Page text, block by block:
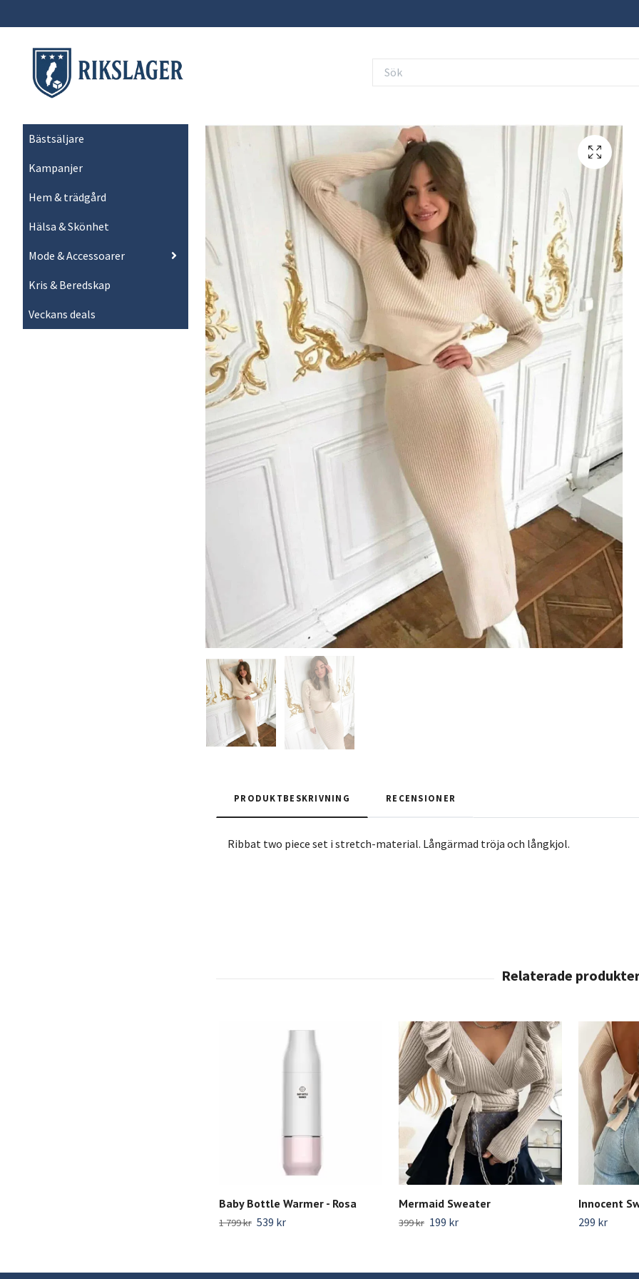
Bästsäljare
Kampanjer
Hem & trädgård
Hälsa & Skönhet
Mode & Accessoarer
Kris & Beredskap
Veckans deals
PRODUKTBESKRIVNING RECENSIONER
Ribbat two piece set i stretch-material. Långärmad tröja och långkjol.
Baby Bottle Warmer - Rosa
1 799 kr 539 kr
Mermaid Sweater
399 kr 199 kr
Innocent
299 kr